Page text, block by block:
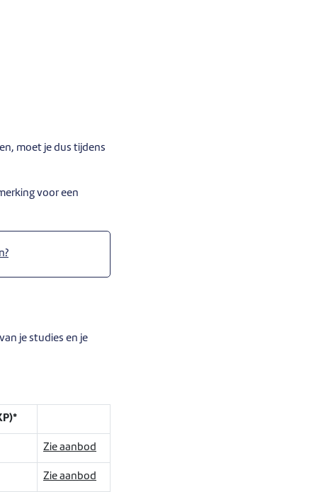
moet je dus tijdens
voor een
je studies en je
Zie aanbod
Zie aanbod